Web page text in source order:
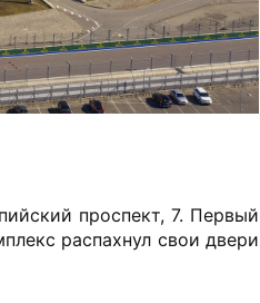
проспект, 7. Первый
распахнул свои двери